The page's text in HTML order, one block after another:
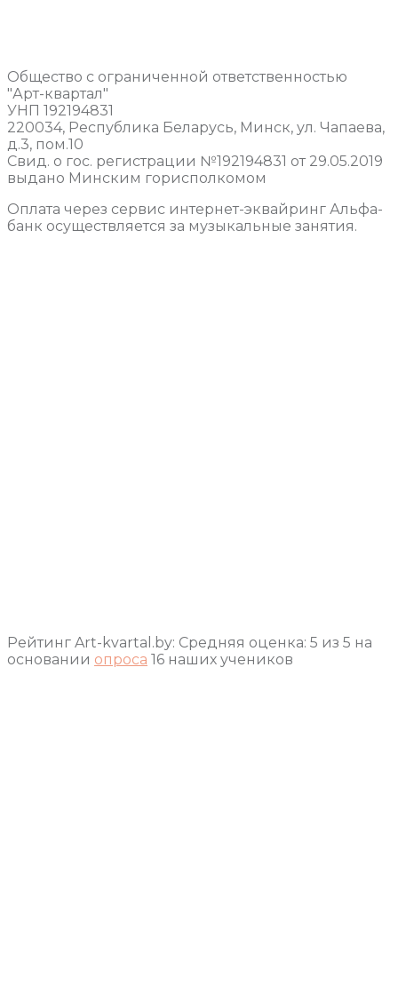
Общество с ограниченной ответственностью
"Арт-квартал"
УНП 192194831
220034, Республика Беларусь, Минск, ул. Чапаева,
д.3, пом.10
Свид. о гос. регистрации №192194831 от 29.05.2019
выдано Минским горисполкомом
Оплата через сервис интернет-эквайринг Альфа-
банк осуществляется за музыкальные занятия.
Рейтинг Art-kvartal.by: Средняя оценка: 5 из 5 на
основании опроса 16 наших учеников